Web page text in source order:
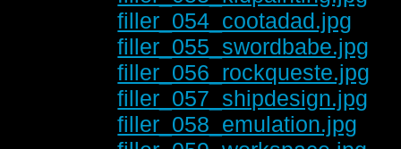
filler_054_cootadad.jpg
filler_055_swordbabe.jpg
filler_056_rockqueste.jpg
filler_057_shipdesign.jpg
filler_058_emulation.jpg